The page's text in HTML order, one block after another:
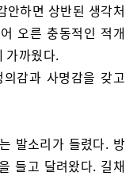
안하면 상반된 생각처
오른 충동적인 적개
가까웠다.
감과 사명감을 갖고
발소리가 들렸다. 방
들고 달려왔다. 길채